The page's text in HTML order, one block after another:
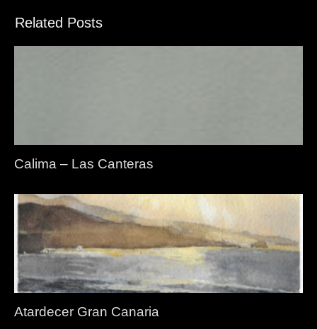
Related Posts
Calima – Las Canteras
Atardecer Gran Canaria